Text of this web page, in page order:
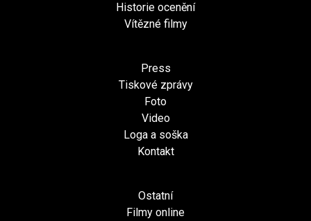
Historie ocenění
Vítězné filmy
Press
Tiskové zprávy
Foto
Video
Loga a soška
Kontakt
Ostatní
Filmy online